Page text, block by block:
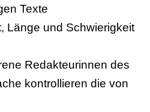
Texte
Länge und Schwierigkeit
Redakteurinnen des
kontrollieren die von